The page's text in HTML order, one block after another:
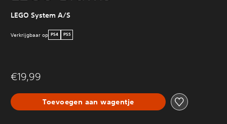
LEGO System A/S
Verkrijgbaar op PS4 PS5
€19,99
Toevoegen aan wagentje